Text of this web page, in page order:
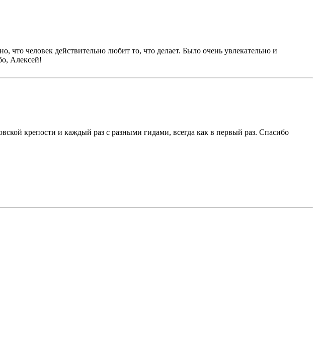
человек действительно любит то, что делает. Было очень увлекательно и
Алексей!
крепости и каждый раз с разными гидами, всегда как в первый раз. Спасибо